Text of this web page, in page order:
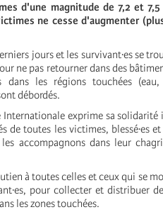
d'une magnitude de 7,2 et
ne cesse d'augmenter
jours et les survivant·es se
ne pas retourner dans des
les régions touchées
débordés.
exprime sa
de toutes les victimes, blessé·es
accompagnons dans leur
à toutes celles et ceux qui se
pour collecter et distribuer
les zones touchées.